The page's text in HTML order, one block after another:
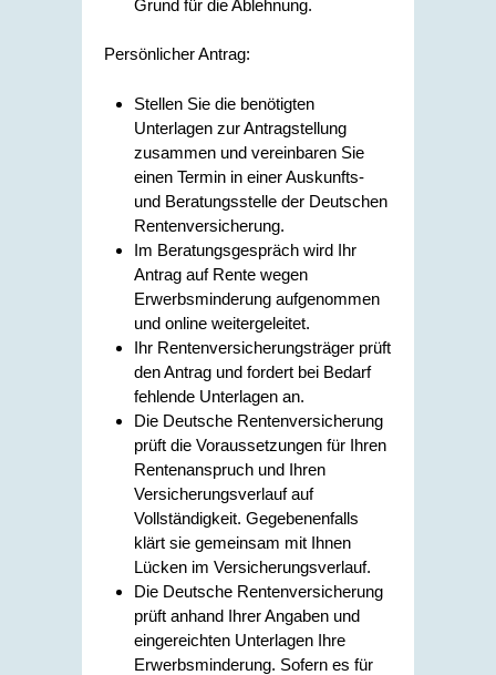
Grund für die Ablehnung.
Persönlicher Antrag:
Stellen Sie die benötigten
Unterlagen zur Antragstellung
zusammen und vereinbaren Sie
einen Termin in einer Auskunfts-
und Beratungsstelle der Deutschen
Rentenversicherung.
Im Beratungsgespräch wird Ihr
Antrag auf Rente wegen
Erwerbsminderung aufgenommen
und online weitergeleitet.
Ihr Rentenversicherungsträger prüft
den Antrag und fordert bei Bedarf
fehlende Unterlagen an.
Die Deutsche Rentenversicherung
prüft die Voraussetzungen für Ihren
Rentenanspruch und Ihren
Versicherungsverlauf auf
Vollständigkeit. Gegebenenfalls
klärt sie gemeinsam mit Ihnen
Lücken im Versicherungsverlauf.
Die Deutsche Rentenversicherung
prüft anhand Ihrer Angaben und
eingereichten Unterlagen Ihre
Erwerbsminderung. Sofern es für